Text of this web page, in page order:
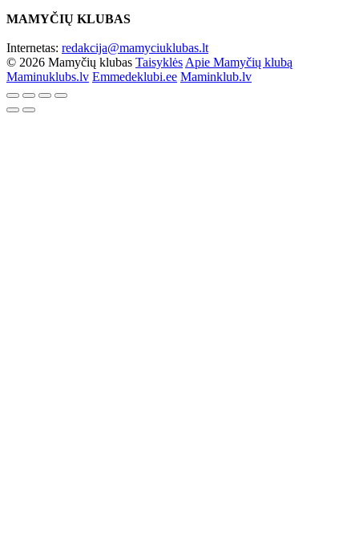
MAMYČIŲ KLUBAS
Internetas: redakcija@mamyciuklubas.lt
© 2026 Mamyčių klubas Taisyklės Apie Mamyčių klubą
Maminuklubs.lv Emmedeklubi.ee Maminklub.lv